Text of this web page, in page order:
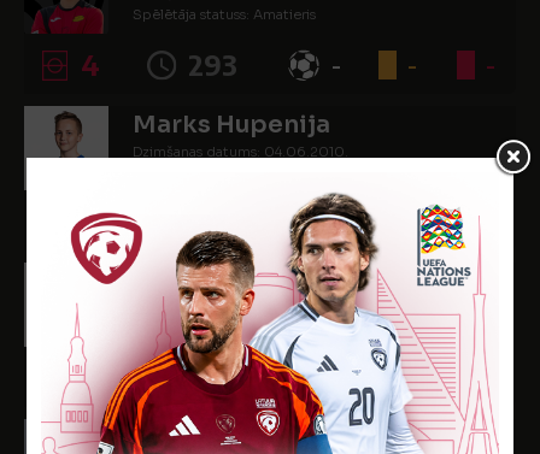
Spēlētāja statuss: Amatieris
4 293 - - -
Marks Hupenija
Dzimšanas datums: 04.06.2010.
6 402 - -
Markus Kicis
Dzimšanas datums: 16.05.2010.
Spēlētāja statuss: Amatieris
2 115 - - -
Ernests Korde